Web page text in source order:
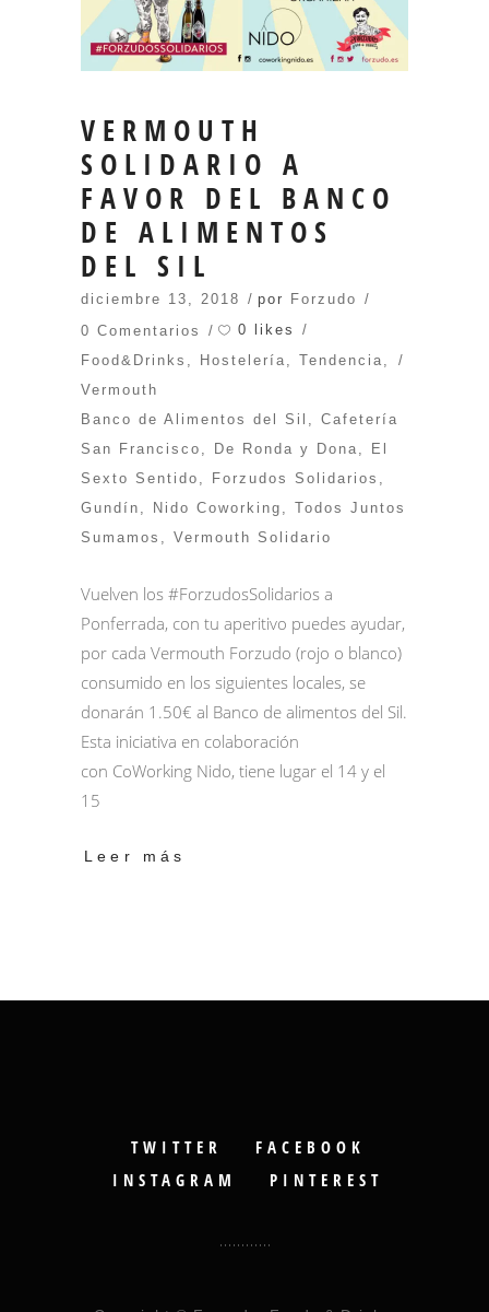
VERMOUTH
SOLIDARIO A
FAVOR DEL BANCO
DE ALIMENTOS
DEL SIL
diciembre 13, 2018 por
Forzudo
0 Comentarios
0 likes
Food&Drinks , Hostelería, Tendencia,
Vermouth
Banco de Alimentos del Sil , Cafetería
San Francisco , De Ronda y Dona,
El
Sexto Sentido , Forzudos Solidarios ,
Gundín , Nido Coworking , Todos Juntos
Sumamos , Vermouth Solidario
Vuelven los #ForzudosSolidarios a
Ponferrada, con tu aperitivo puedes ayudar,
por cada Vermouth Forzudo (rojo o blanco)
consumido en los siguientes locales, se
donarán 1.50€ al Banco de alimentos del Sil.
Esta iniciativa en colaboración
con CoWorking Nido, tiene lugar el 14 y el
15
Leer más
TWITTER
FACEBOOK
INSTAGRAM
PINTEREST